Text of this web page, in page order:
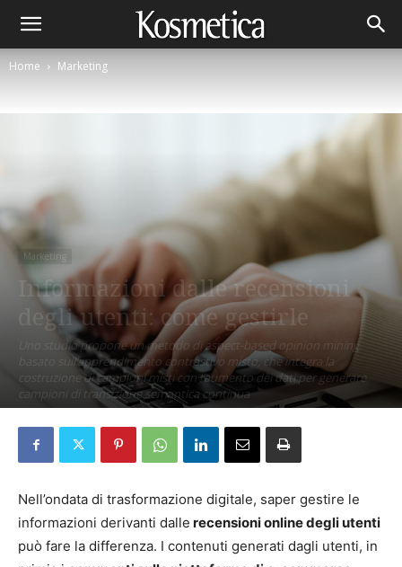
Home Marketing
Marketing
Informazioni dalle recensioni
degli utenti: come gestirle
Uno studio propone un metodo di aspect-based opinion mining
basato sull’apprendimento contrastivo misto, che integra la
costruzione di campioni misti con l’aumento dei dati per generare
campioni di transizione semantica continua
Nell’ondata di trasformazione digitale, saper gestire le
informazioni derivanti dalle recensioni online degli utenti
può fare la differenza. I contenuti generati dagli utenti, in